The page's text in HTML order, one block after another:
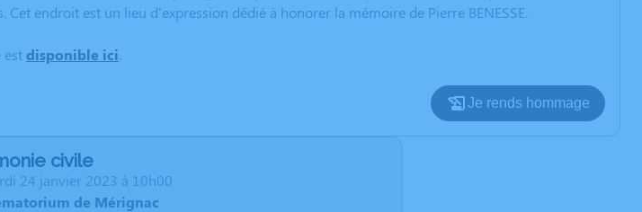
Cet endroit est un lieu d'expression dédié à honorer la mémoire de Pierre BENESSE.
est disponible ici.
Je rends hommage
civile
24 janvier 2023 à 10h00
de Mérignac